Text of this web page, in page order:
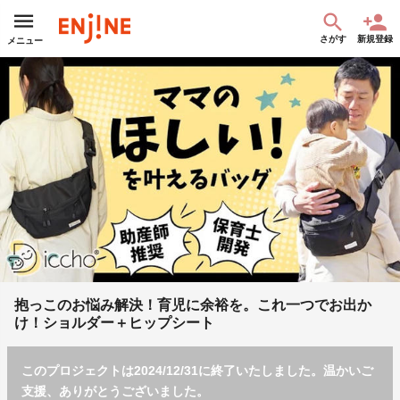
メニュー さがす 新規登録
抱っこのお悩み解決！育児に余裕を。これ一つでお出か
け！ショルダー＋ヒップシート
このプロジェクトは2024/12/31に終了いたしました。温かいご
支援、ありがとうございました。